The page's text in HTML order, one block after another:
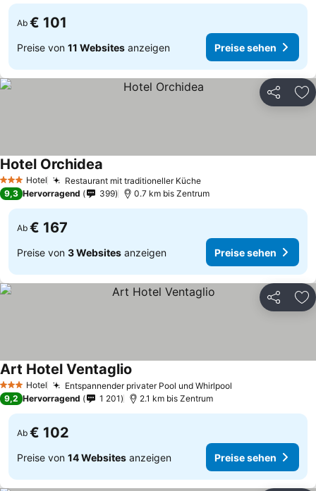
Ab € 101
Preise von 11 Websites anzeigen Preise sehen
Teilen
3 SterneHotel Restaurant mit traditioneller Küche
Hotel Orchidea
9,3 Hervorragend 399 0.7 km bis Zentrum
Ab € 167
Preise von 3 Websites anzeigen Preise sehen
Teilen
3 SterneHotel Entspannender privater Pool und Whirlpool
Art Hotel Ventaglio
9,2 Hervorragend 1 201 2.1 km bis Zentrum
Ab € 102
Preise von 14 Websites anzeigen Preise sehen